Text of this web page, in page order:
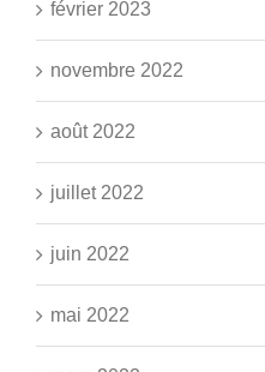
février 2023
novembre 2022
août 2022
juillet 2022
juin 2022
mai 2022